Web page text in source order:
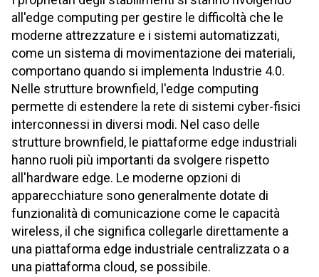
all'edge computing per gestire le difficoltà che le
moderne attrezzature e i sistemi automatizzati,
come un sistema di movimentazione dei materiali,
comportano quando si implementa Industrie 4.0.
Nelle strutture brownfield, l'edge computing
permette di estendere la rete di sistemi cyber-fisici
interconnessi in diversi modi. Nel caso delle
strutture brownfield, le piattaforme edge industriali
hanno ruoli più importanti da svolgere rispetto
all'hardware edge. Le moderne opzioni di
apparecchiature sono generalmente dotate di
funzionalità di comunicazione come le capacità
wireless, il che significa collegarle direttamente a
una piattaforma edge industriale centralizzata o a
una piattaforma cloud, se possibile.